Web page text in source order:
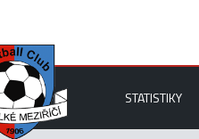
STATISTIKY